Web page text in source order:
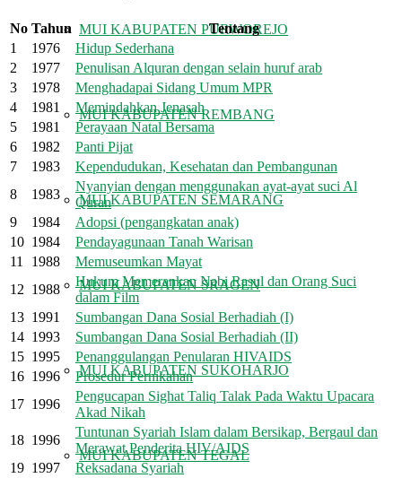
MUI KABUPATEN PURWOREJO
MUI KABUPATEN REMBANG
MUI KABUPATEN SEMARANG
MUI KABUPATEN SRAGEN
MUI KABUPATEN SUKOHARJO
MUI KABUPATEN TEGAL
No Tahun
Tentang
1
1976
Hidup Sederhana
2
1977
Penulisan Alquran dengan selain huruf arab
3
1978
Menghadapai Sidang Umum MPR
4
1981
Memindahkan Jenasah
5
1981
Perayaan Natal Bersama
6
1982
Panti Pijat
7
1983
Kependudukan, Kesehatan dan Pembangunan
8
1983
Nyanyian dengan menggunakan ayat-ayat suci Al
Quran
9
1984
Adopsi (pengangkatan anak)
10 1984
Pendayagunaan Tanah Warisan
11
1988
Memuseumkan Mayat
12 1988
Hukum Memerankan Nabi Rasul dan Orang Suci
dalam Film
13 1991
Sumbangan Dana Sosial Berhadiah (I)
14 1993
Sumbangan Dana Sosial Berhadiah (II)
15 1995
Penanggulangan Penularan HIVAIDS
16 1996
Prosedur Pernikahan
17 1996
Pengucapan Sighat Taliq Talak Pada Waktu Upacara
Akad Nikah
18 1996
Tuntunan Syariah Islam dalam Bersikap, Bergaul dan
Merawat Penderita HIV/AIDS
19 1997 Reksadana Syariah